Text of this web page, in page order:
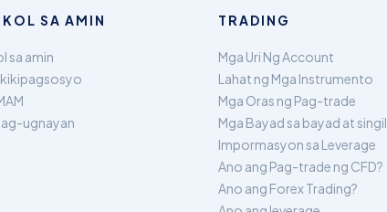
SA AMIN
sa amin
ugnayan
TRADING
Mga Uri Ng Account
Lahat ng Mga Instrumento
Mga Oras ng Pag-trade
Mga Bayad sa bayad at singil
Impormasyon sa Leverage
Ano ang Pag-trade ng CFD?
Ano ang Forex Trading?